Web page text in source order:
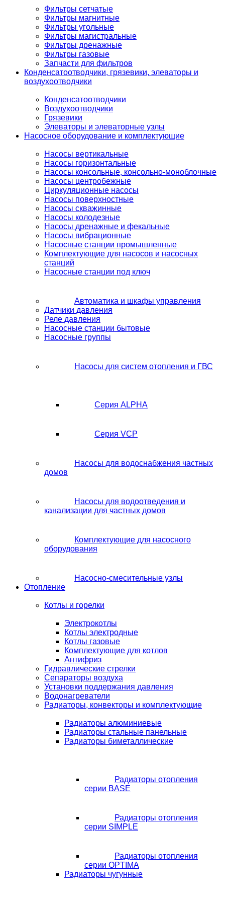
Фильтры сетчатые
Фильтры магнитные
Фильтры угольные
Фильтры магистральные
Фильтры дренажные
Фильтры газовые
Запчасти для фильтров
Конденсатоотводчики, грязевики, элеваторы и
воздухоотводчики
Конденсатоотводчики
Воздухоотводчики
Грязевики
Элеваторы и элеваторные узлы
Насосное оборудование и комплектующие
Насосы вертикальные
Насосы горизонтальные
Насосы консольные, консольно-моноблочные
Насосы центробежные
Циркуляционные насосы
Насосы поверхностные
Насосы скважинные
Насосы колодезные
Насосы дренажные и фекальные
Насосы вибрационные
Насосные станции промышленные
Комплектующие для насосов и насосных
станций
Насосные станции под ключ
Автоматика и шкафы управления
Датчики давления
Реле давления
Насосные станции бытовые
Насосные группы
Насосы для систем отопления и ГВС
Серия ALPHA
Серия VCP
Насосы для водоснабжения частных
домов
Насосы для водоотведения и
канализации для частных домов
Комплектующие для насосного
оборудования
Насосно-смесительные узлы
Отопление
Котлы и горелки
Электрокотлы
Котлы электродные
Котлы газовые
Комплектующие для котлов
Антифриз
Гидравлические стрелки
Сепараторы воздуха
Установки поддержания давления
Водонагреватели
Радиаторы, конвекторы и комплектующие
Радиаторы алюминиевые
Радиаторы стальные панельные
Радиаторы биметаллические
Радиаторы отопления
серии BASE
Радиаторы отопления
серии SIMPLE
Радиаторы отопления
серии OPTIMA
Радиаторы чугунные